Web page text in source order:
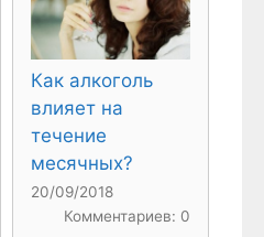
Как алкоголь
влияет на
течение
месячных?
20/09/2018
Комментариев: 0